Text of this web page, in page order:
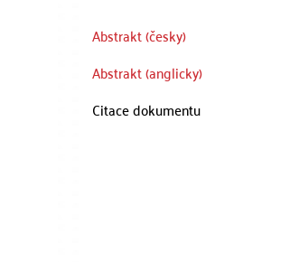
Abstrakt (česky)
Abstrakt (anglicky)
Citace dokumentu